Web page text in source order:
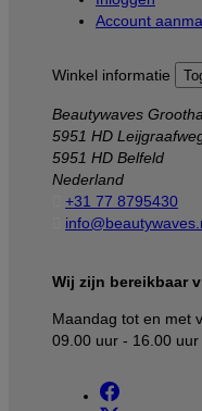
Account
Winkel informatie
Beautywaves
5951 HD
5951 HD Belfeld
Nederland
+31 77 8795430
Wij zijn bereikbaar
Maandag tot en met
09.00 uur - 16.00 uur